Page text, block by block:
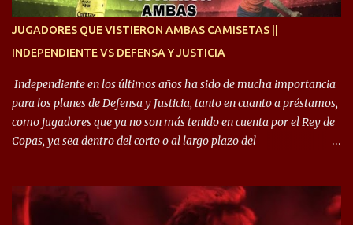
JUGADORES QUE VISTIERON AMBAS CAMISETAS ||
INDEPENDIENTE VS DEFENSA Y JUSTICIA
Independiente en los últimos años ha sido de mucha importancia
para los planes de Defensa y Justicia, tanto en cuanto a préstamos,
como jugadores que ya no son más tenido en cuenta por el Rey de
Copas, ya sea dentro del corto o al largo plazo del
Halcón de Varela, como lo es Brian Romero, quien paso a
préstamo allí durante el último mercado de pases y ha rendido de